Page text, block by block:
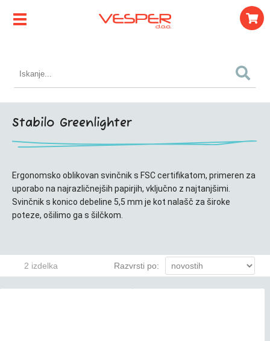
Stabilo Greenlighter
Ergonomsko oblikovan svinčnik s FSC certifikatom, primeren za
uporabo na najrazličnejših papirjih, vključno z najtanjšimi.
Svinčnik s konico debeline 5,5 mm je kot nalašč za široke
poteze, ošilimo ga s šilčkom.
2 izdelka Razvrsti po: